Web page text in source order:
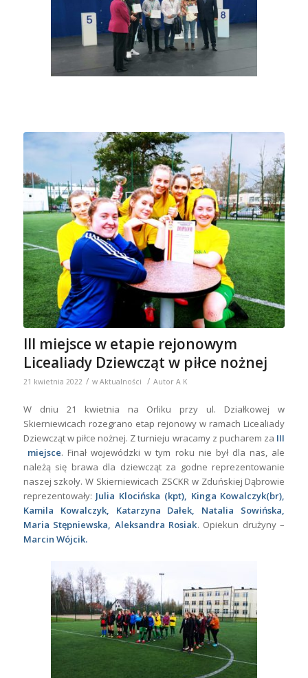
III miejsce w etapie rejonowym
Licealiady Dziewcząt w piłce nożnej
21 kwietnia 2022 / w Aktualności / Autor A K
W dniu 21 kwietnia na Orliku przy ul. Działkowej w
Skierniewicach rozegrano etap rejonowy w ramach Licealiady
Dziewcząt w piłce nożnej. Z turnieju wracamy z pucharem za III
miejsce. Finał wojewódzki w tym roku nie był dla nas, ale
należą się brawa dla dziewcząt za godne reprezentowanie
naszej szkoły. W Skierniewicach ZSCKR w Zduńskiej Dąbrowie
reprezentowały: Julia Klocińska (kpt), Kinga Kowalczyk(br),
Kamila Kowalczyk, Katarzyna Dałek, Natalia Sowińska,
Maria Stępniewska, Aleksandra Rosiak. Opiekun drużyny –
Marcin Wójcik.